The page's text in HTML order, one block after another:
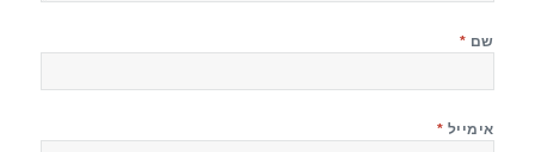
שם *
אימייל *